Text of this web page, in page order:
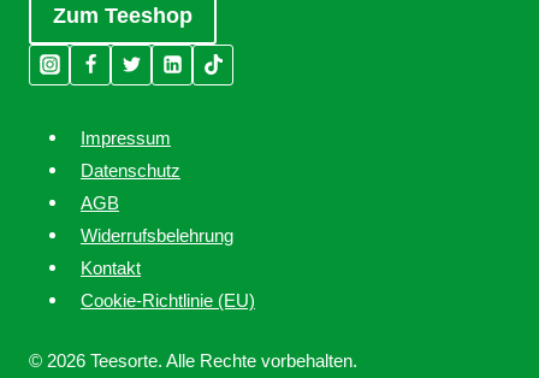
Zum Teeshop
Impressum
Datenschutz
AGB
Widerrufsbelehrung
Kontakt
Cookie-Richtlinie (EU)
© 2026 Teesorte. Alle Rechte vorbehalten.